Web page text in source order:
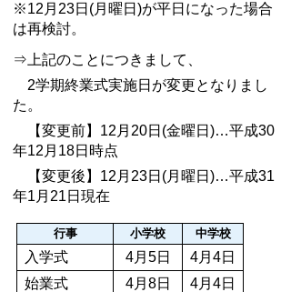
※12月23日(月曜日)が平日になった場合
は再検討。
⇒上記のことにつきまして、
2学期終業式実施日が変更となりまし
た。
【変更前】12月20日(金曜日)…平成30
年12月18日時点
【変更後】12月23日(月曜日)…平成31
年1月21日現在
行事 小学校 中学校
入学式 4月5日
4月4日
始業式
4月8日
4月4日